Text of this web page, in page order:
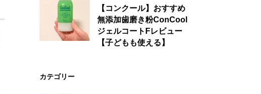
【コンクール】おすすめ
無添加歯磨き粉ConCool
ジェルコートFレビュー
【子どもも使える】
カテゴリー